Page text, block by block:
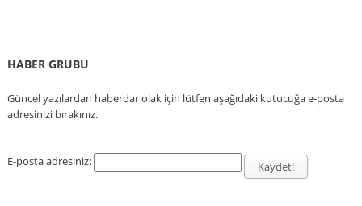
HABER GRUBU
Güncel yazılardan haberdar olak için lütfen aşağıdaki kutucuğa e-posta
adresinizi bırakınız.
E-posta adresiniz: